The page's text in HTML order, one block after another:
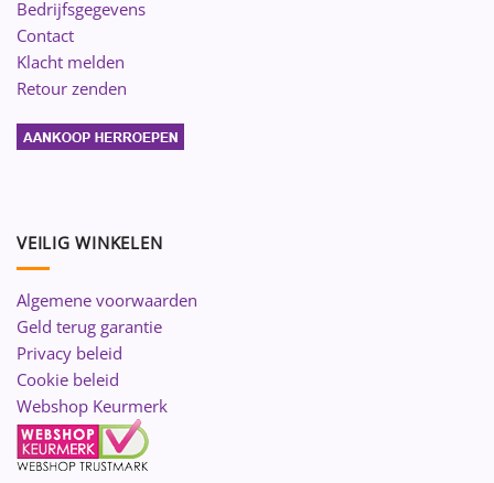
Bedrijfsgegevens
Contact
Klacht melden
Retour zenden
VEILIG WINKELEN
Algemene voorwaarden
Geld terug garantie
Privacy beleid
Cookie beleid
Webshop Keurmerk